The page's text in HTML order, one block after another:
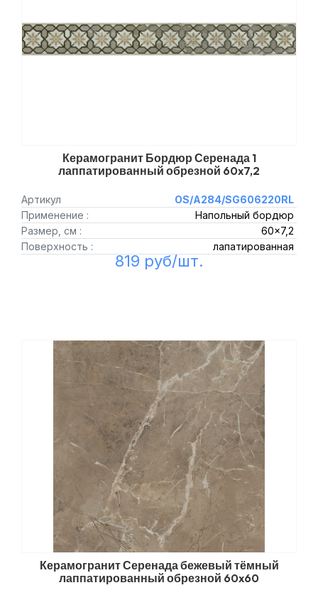
Керамогранит Бордюр Серенада 1
лаппатированный обрезной 60x7,2
Артикул
OS/A284/SG606220RL
Применение :
Напольный бордюр
Размер, см :
60x7,2
Поверхность :
лапатированная
819 руб/шт.
Керамогранит Серенада бежевый тёмный
лаппатированный обрезной 60x60